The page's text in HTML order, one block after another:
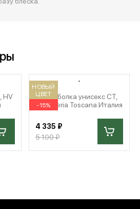
HV
НОВЫЙ
ЦВЕТ
-15%
Бейсболка унисекс CT,
Cavalleria Toscana Италия
4 335 ₽
5 100 ₽